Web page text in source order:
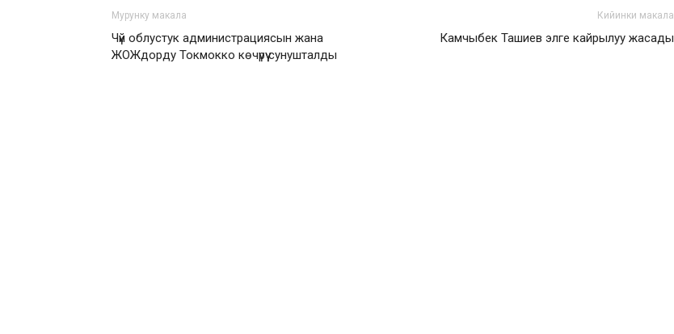
Мурунку макала
Чүй облустук администрациясын жана
ЖОЖдорду Токмокко көчүрүү сунушталды
Кийинки макала
Камчыбек Ташиев элге кайрылуу жасады